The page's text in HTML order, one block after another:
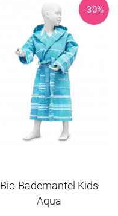
-30%
Bio-Bademantel Kids
Aqua